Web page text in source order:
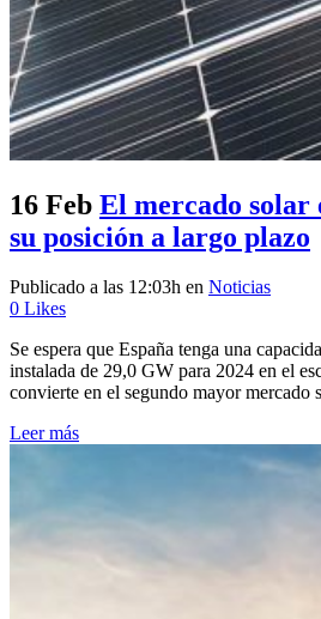
16 Feb El mercado solar
su posición a largo plazo
Publicado a las 12:03h en Noticias
0 Likes
Se espera que España tenga una
instalada de 29,0 GW para 2024 en el
convierte en el segundo mayor mercado
Leer más